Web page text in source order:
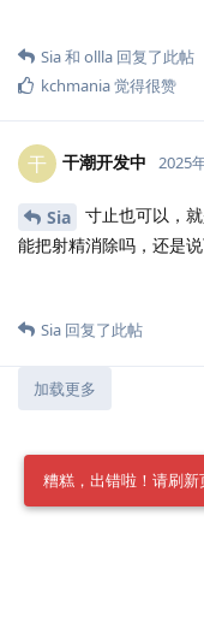
Sia和 ollla 回复了此帖
kchmania觉得很赞
干 干潮开发中 2025
Sia
寸止也可以，
能把射精消除吗，还是
Sia 回复了此帖
加载更多
糟糕，出错啦！请刷新